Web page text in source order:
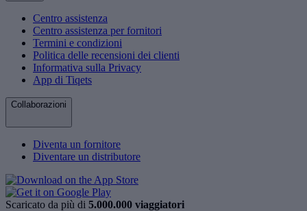
Centro assistenza
Centro assistenza per fornitori
Termini e condizioni
Politica delle recensioni dei clienti
Informativa sulla Privacy
App di Tiqets
Collaborazioni
Diventa un fornitore
Diventare un distributore
Scaricato da più di 5.000.000 viaggiatori